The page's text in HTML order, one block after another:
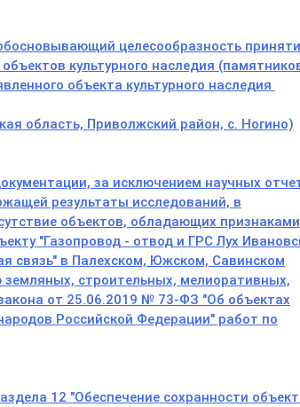
целесообразность
культурного наследия
объекта культурного наследия
область, Приволжский район, с. Ногино)
за исключением научных
результаты исследований, в
объектов, обладающих признаками
"Газопровод - отвод и ГРС Лух
связь" в Палехском, Южском, Савинском
строительных, мелиоративных,
от 25.06.2019 № 73-ФЗ "Об объектах
Российской Федерации" работ по
12 "Обеспечение сохранности